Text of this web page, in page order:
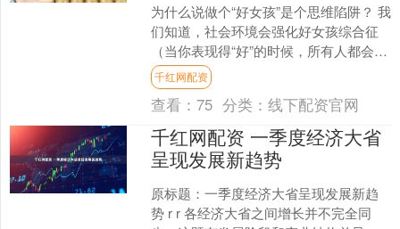
为什么说做个“好女孩”是个思维陷阱？ 我
们知道，社会环境会强化好女孩综合征
（当你表现得“好”的时候，所有人都会喜
欢你），这也是好女孩综合征在成年之
后会依然存在的....
千红网配资
查看：75 分类：线下配资官网
千红网配资 一季度经济大省
呈现发展新趋势
原标题：一季度经济大省呈现发展新趋
势 r r 各经济大省之间增长并不完全同